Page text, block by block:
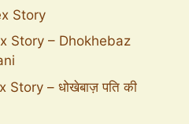
Story
Story – Dhokhebaz
– धोखेबाज़ पति की